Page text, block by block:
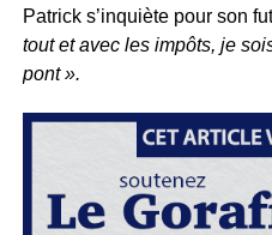
Patrick s’inquiète pour son
tout et avec les impôts, je
pont ».